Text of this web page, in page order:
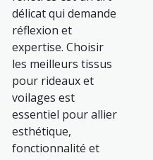
délicat qui demande
réflexion et
expertise. Choisir
les meilleurs tissus
pour rideaux et
voilages est
essentiel pour allier
esthétique,
fonctionnalité et